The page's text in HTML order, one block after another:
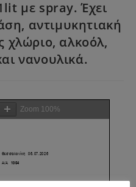
με spray. Έχει
αντιμυκητιακή
χλώριο, αλκοόλ,
νανουλικά.
Zoom 100%